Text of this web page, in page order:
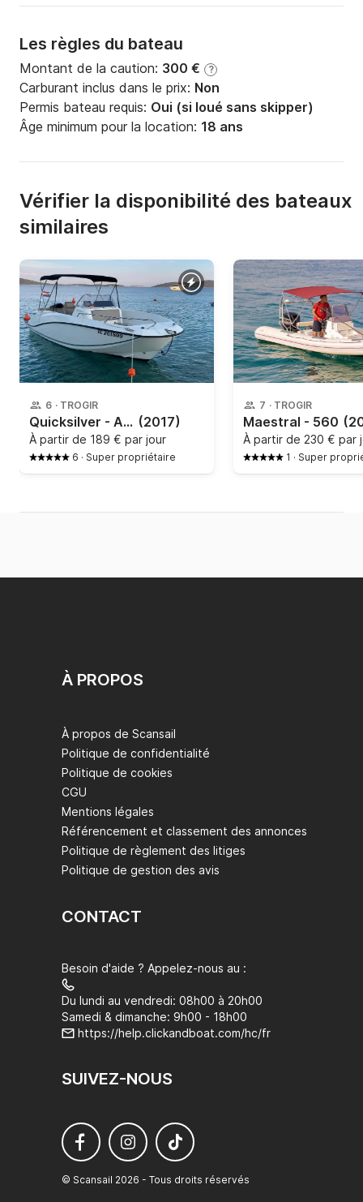
Les règles du bateau
Montant de la caution: 300 € ?
Carburant inclus dans le prix: Non
Permis bateau requis: Oui (si loué sans skipper)
Âge minimum pour la location: 18 ans
Vérifier la disponibilité des bateaux
similaires
6 · TROGIR
Quicksilver - Activ 555 Open (2017)
À partir de 189 € par jour
6 · Super propriétaire
7 · TROGIR
Maestral - 560
À partir de 230 € par
1 · Super
À PROPOS
À propos de Scansail
Politique de confidentialité
Politique de cookies
CGU
Mentions légales
Référencement et classement des annonces
Politique de règlement des litiges
Politique de gestion des avis
CONTACT
Besoin d'aide ? Appelez-nous au :
Du lundi au vendredi: 08h00 à 20h00
Samedi & dimanche: 9h00 - 18h00
https://help.clickandboat.com/hc/fr
SUIVEZ-NOUS
© Scansail 2026 - Tous droits réservés